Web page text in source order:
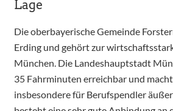
Lage
Die oberbayerische Gemeinde
Erding und gehört zur
München. Die Landeshauptstadt
35 Fahrminuten erreichbar und
insbesondere für Berufspendler